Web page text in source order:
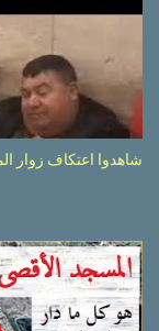
شاهدوا اعتكاف زوار